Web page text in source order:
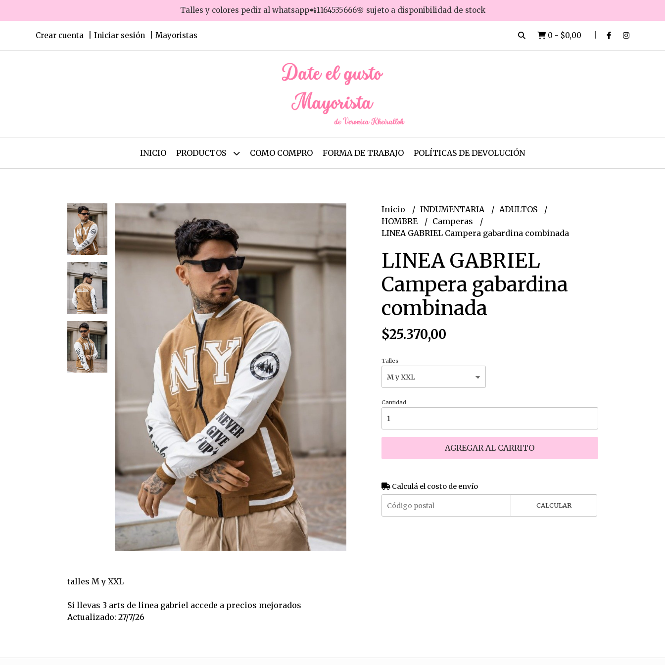
Talles y colores pedir al whatsapp📲1164535666🌸 sujeto a disponibilidad de stock
Crear cuenta Iniciar sesión Mayoristas 0 - $0,00
INICIO PRODUCTOS COMO COMPRO FORMA DE TRABAJO POLÍTICAS DE DEVOLUCIÓN
talles M y XXL
Si llevas 3 arts de linea gabriel accede a precios mejorados
Actualizado: 27/7/26
Inicio INDUMENTARIA
ADULTOS
HOMBRE
Camperas
LINEA GABRIEL Campera gabardina combinada
LINEA GABRIEL
Campera gabardina
combinada
$25.370,00
Talles
Cantidad
AGREGAR AL CARRITO
Calculá el costo de envío
CALCULAR